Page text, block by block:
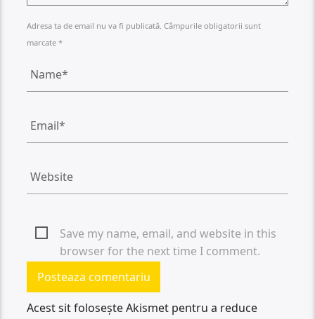
Adresa ta de email nu va fi publicată. Câmpurile obligatorii sunt
marcate *
Save my name, email, and website in this
browser for the next time I comment.
Acest sit folosește Akismet pentru a reduce